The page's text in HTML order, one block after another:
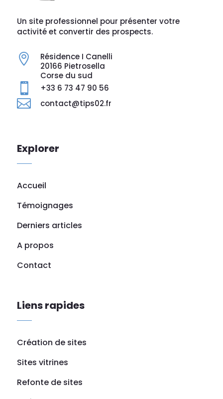
Un site professionnel pour présenter votre
activité et convertir des prospects.

Résidence I Canelli
20166 Pietrosella
Corse du sud
 +33 6 73 47 90 56
 contact@tips02.fr
Explorer
Accueil
Témoignages
Derniers articles
A propos
Contact
Liens rapides
Création de sites
Sites vitrines
Refonte de sites